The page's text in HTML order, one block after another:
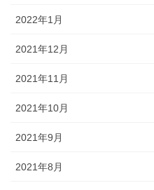
2022年1月
2021年12月
2021年11月
2021年10月
2021年9月
2021年8月